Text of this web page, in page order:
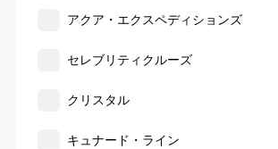
アクア・エクスペディションズ
セレブリティクルーズ
クリスタル
キュナード・ライン